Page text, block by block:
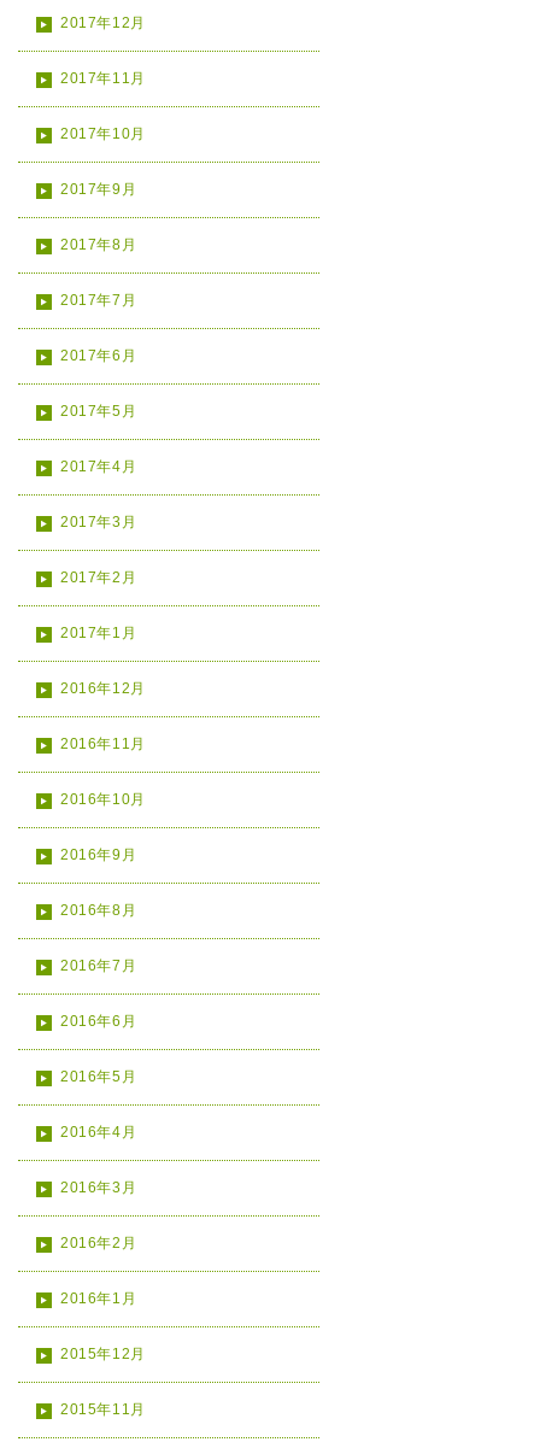
2017年12月
2017年11月
2017年10月
2017年9月
2017年8月
2017年7月
2017年6月
2017年5月
2017年4月
2017年3月
2017年2月
2017年1月
2016年12月
2016年11月
2016年10月
2016年9月
2016年8月
2016年7月
2016年6月
2016年5月
2016年4月
2016年3月
2016年2月
2016年1月
2015年12月
2015年11月